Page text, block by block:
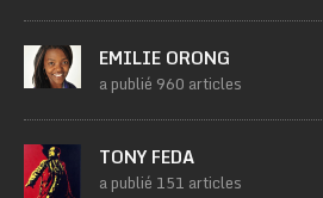
EMILIE ORONG
a publié 960 articles
TONY FEDA
a publié 151 articles